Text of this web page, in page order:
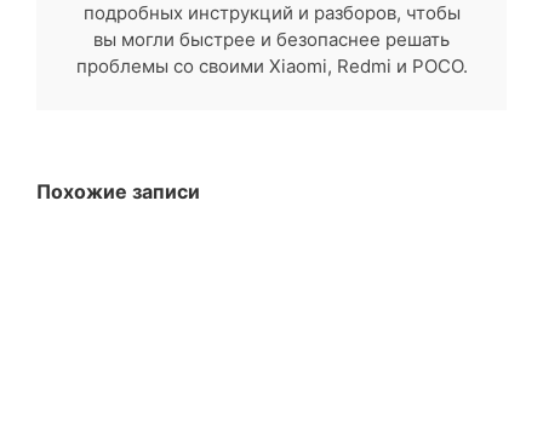
подробных инструкций и разборов, чтобы
вы могли быстрее и безопаснее решать
проблемы со своими Xiaomi, Redmi и POCO.
Похожие записи